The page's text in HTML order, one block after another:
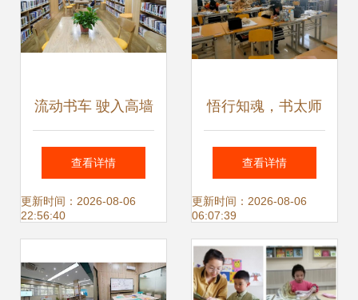
流动书车 驶入高墙
与流水线，让知识
无界传递
查看详情
更新时间：2026-08-06
22:56:40
悟行知魂，书太师
情——第四届硬笔
书法大赛助力2020
新生生涯导航
查看详情
更新时间：2026-08-06
06:07:39